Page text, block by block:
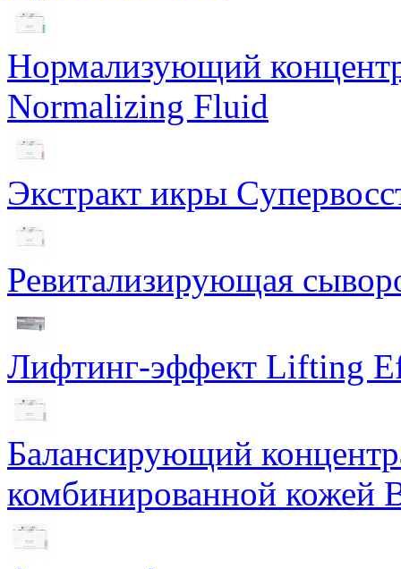
Нормализующий
Normalizing Fluid
Экстракт икры
Ревитализирующая
Лифтинг-эффект Lifting
Балансирующий
комбинированной кожей